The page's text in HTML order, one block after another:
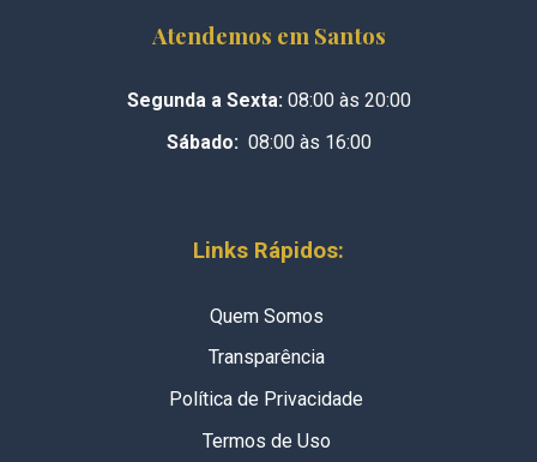
Atendemos em Santos
Segunda a Sexta:08:00 às 20:00
Sábado: 08:00 às 16:00
Links Rápidos:
Quem Somos
Transparência
Política de Privacidade
Termos de Uso